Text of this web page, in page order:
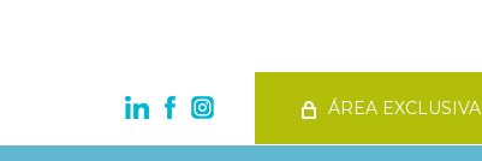
ÁREA EXCLUSIVA